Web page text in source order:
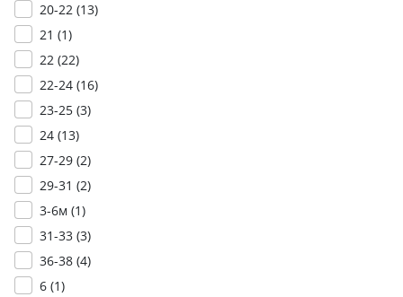
20-22 (13)
21 (1)
22 (22)
22-24 (16)
23-25 (3)
24 (13)
27-29 (2)
29-31 (2)
3-6м (1)
31-33 (3)
36-38 (4)
6 (1)